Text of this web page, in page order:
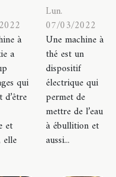
à
a
qui
et
elle
Lun.
07/03/2022
Une machine à
thé est un
dispositif
électrique qui
permet de
mettre de l’eau
à ébullition et
aussi...